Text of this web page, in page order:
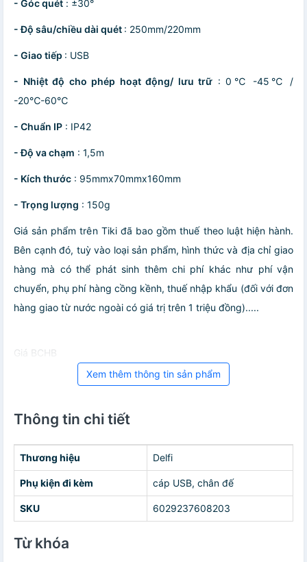
- Góc quét : ±30°
- Độ sâu/chiều dài quét : 250mm/220mm
- Giao tiếp : USB
- Nhiệt độ cho phép hoạt động/ lưu trữ : 0℃ -45℃ /
-20℃-60℃
- Chuẩn IP : IP42
- Độ va chạm : 1,5m
- Kích thước : 95mmx70mmx160mm
- Trọng lượng : 150g
Giá sản phẩm trên Tiki đã bao gồm thuế theo luật hiện hành.
Bên cạnh đó, tuỳ vào loại sản phẩm, hình thức và địa chỉ giao
hàng mà có thể phát sinh thêm chi phí khác như phí vận
chuyển, phụ phí hàng cồng kềnh, thuế nhập khẩu (đối với đơn
hàng giao từ nước ngoài có giá trị trên 1 triệu đồng).....
Giá BCHB
Xem thêm thông tin sản phẩm
Thông tin chi tiết
Thương hiệu Delfi
Phụ kiện đi kèm cáp USB, chân đế
SKU 6029237608203
Từ khóa